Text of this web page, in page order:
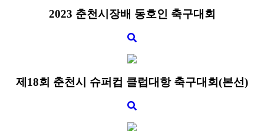
2023 춘천시장배 동호인 축구대회
제18회 춘천시 슈퍼컵 클럽대항 축구대회​(본선)